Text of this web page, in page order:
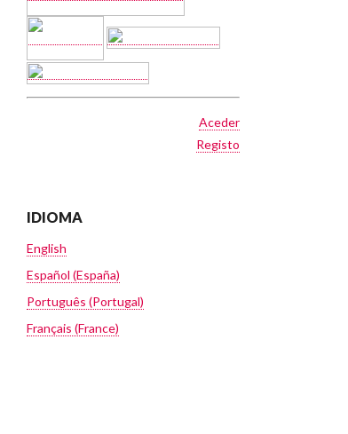
Aceder
Registo
IDIOMA
English
Español (España)
Português (Portugal)
Français (France)